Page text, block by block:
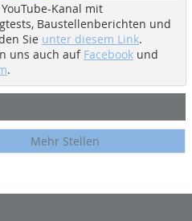
Kanal mit
Baustellenberichten und
Sie unter diesem Link.
uns auch auf Facebook und
.
Mehr Stellen